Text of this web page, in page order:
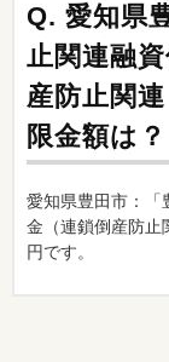
Q. 愛知県
止関連融
産防止関
限金額は？
愛知県豊田市：「
金（連鎖倒産防
円です。